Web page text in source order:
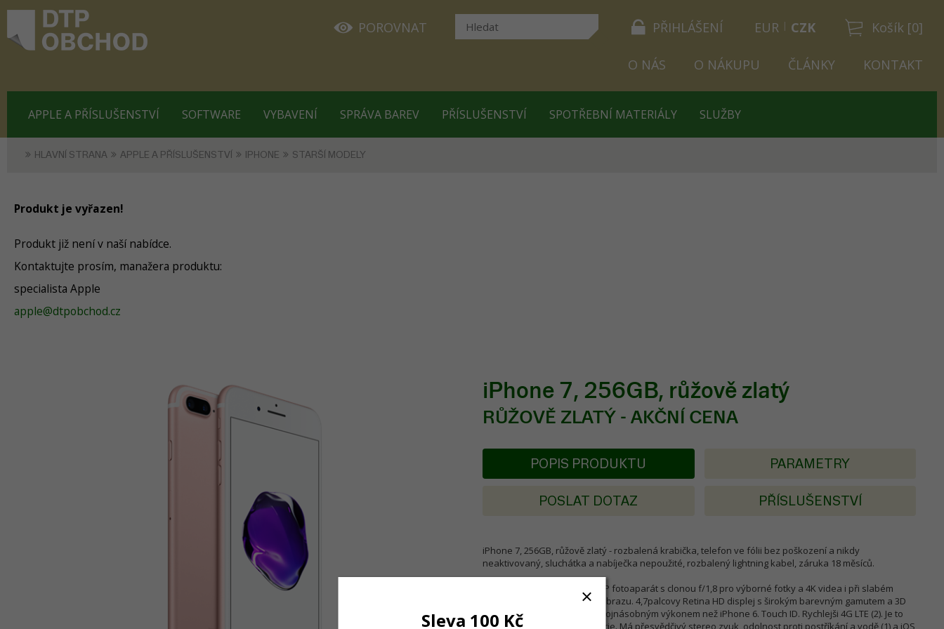
PŘIHLÁŠENÍ Košík [0]
POROVNAT EUR CZK
O NÁS O NÁKUPU ČLÁNKY KONTAKT
APPLE A PŘÍSLUŠENSTVÍ SOFTWARE VYBAVENÍ SPRÁVA BAREV PŘÍSLUŠENSTVÍ SPOTŘEBNÍ MATERIÁLY SLUŽBY
HLAVNÍ STRANA APPLE A PŘÍSLUŠENSTVÍ IPHONE STARŠÍ MODELY
Produkt je vyřazen!
Produkt již není v naší nabídce.
Kontaktujte prosím, manažera produktu:
specialista Apple
apple@dtpobchod.cz
iPhone 7, 256GB, růžově zlatý
RŮŽOVĚ ZLATÝ - AKČNÍ CENA
POPIS PRODUKTU PARAMETRY
POSLAT DOTAZ PŘÍSLUŠENSTVÍ
iPhone 7, 256GB, růžově zlatý - rozbalená krabička, telefon ve fólii bez poškození a nikdy
neaktivovaný, sluchátka a nabíječka nepoužité, rozbalený lightning kabel, záruka 18 měsíců.
iPhone 7 má uplně nový 12MP fotoaparát s clonou f/1,8 pro výborné fotky a 4K videa i při slabém
světle a optickou stabilizaci obrazu. 4,7palcovy Retina HD displej s širokým barevným gamutem a 3D
Touch. Čip A10 Fusion až s dvojnásobným výkonem než iPhone 6. Touch ID. Rychlejši 4G LTE (2). Je to
iPhone s nejdelší výdrží baterie. Má přesvědčivý stereo zvuk, odolnost proti postříkání a vodě (1) a iOS
Sleva 100 Kč